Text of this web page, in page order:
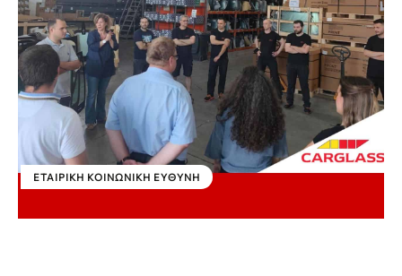
ΕΤΑΙΡΙΚΉ ΚΟΙΝΩΝΙΚΉ ΕΥΘΎΝΗ